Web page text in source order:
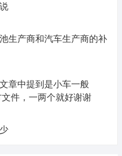
生产商和汽车生产商的补
章中提到是小车一般
件，一两个就好谢谢